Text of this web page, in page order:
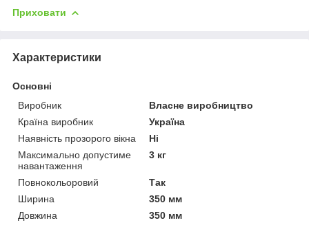
Приховати
Характеристики
Основні
Виробник
Власне виробництво
Країна виробник
Україна
Наявність прозорого вікна
Ні
Максимально допустиме
навантаження
3 кг
Повнокольоровий
Так
Ширина
350 мм
Довжина
350 мм